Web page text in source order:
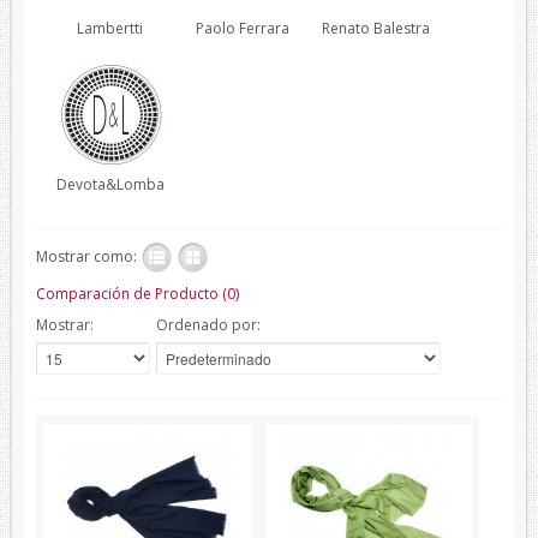
Verano
Corbatas
Corbatas Devota&Lomba
Pajaritas
Corbatas Lambertti
Corbatas Marca Blanca
Pañuelos
Pañuelos Devota&Lomba
Pañuelos Marca Blanca
Belfe
Howards London
Lambertti Paolo Ferrara Renato Balestra
Devota&Lomba
Mostrar como:
Comparación de Producto (0)
Mostrar:
Ordenado por: